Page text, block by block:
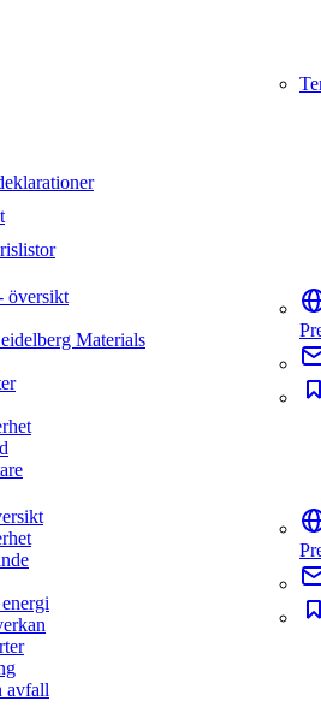
översikt
Materials
avfall